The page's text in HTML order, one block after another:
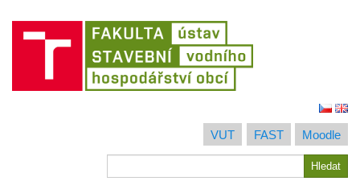
VUT FAST
Moodle
Hledat